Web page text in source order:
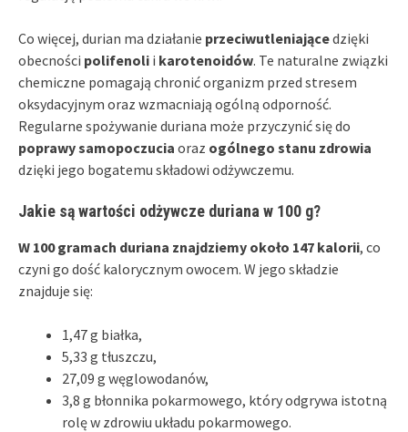
Co więcej, durian ma działanie przeciwutleniającedzięki
obecności polifenoli i karotenoidów. Te naturalne związki
chemiczne pomagają chronić organizm przed stresem
oksydacyjnym oraz wzmacniają ogólną odporność.
Regularne spożywanie duriana może przyczynić się do
poprawy samopoczucia oraz ogólnego stanu zdrowia
dzięki jego bogatemu składowi odżywczemu.
Jakie są wartości odżywcze duriana w 100 g?
W 100 gramach duriana znajdziemy około 147 kalorii, co
czyni go dość kalorycznym owocem. W jego składzie
znajduje się:
1,47 g białka,
5,33 g tłuszczu,
27,09 g węglowodanów,
3,8 g błonnika pokarmowego, który odgrywa istotną
rolę w zdrowiu układu pokarmowego.